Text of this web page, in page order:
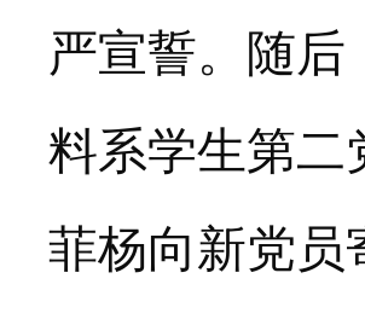
严宣誓。 随后
料系学生第二
菲杨向新党员